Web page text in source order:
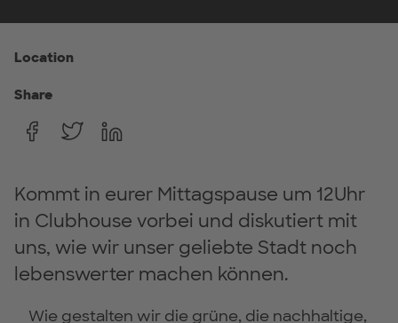
Location
Share
Kommt in eurer Mittagspause um 12Uhr
in Clubhouse vorbei und diskutiert mit
uns, wie wir unser geliebte Stadt noch
lebenswerter machen können.
Wie gestalten wir die grüne, die nachhaltige,